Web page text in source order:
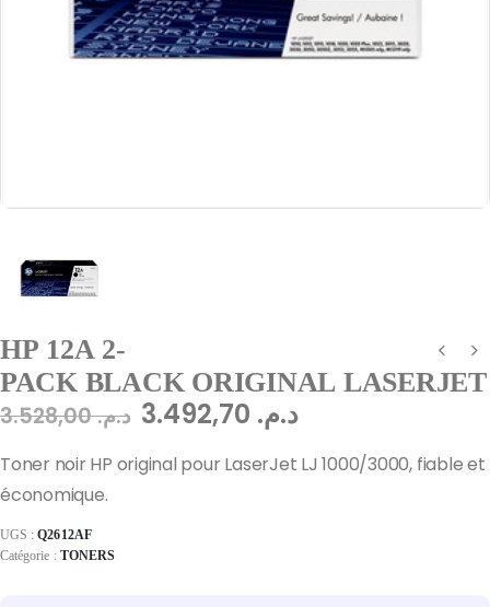
HP 12A 2-
PACK BLACK ORIGINAL
د.م.3.528,00 د.م.
Toner noir HP original pour LaserJet LJ 1000/3000, fiable et
économique.
UGS :Q2612AF
Catégorie : TONERS